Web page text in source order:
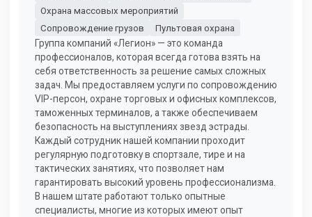
Охрана массовых мероприятий
Сопровождение грузов
Пультовая охрана
Группа компаний «Легион» — это команда
профессионалов, которая всегда готова взять на
себя ответственность за решение самых сложных
задач. Мы предоставляем услуги по сопровождению
VIP-персон, охране торговых и офисных комплексов,
таможенных терминалов, а также обеспечиваем
безопасность на выступлениях звезд эстрады.
Каждый сотрудник нашей компании проходит
регулярную подготовку в спортзале, тире и на
тактических занятиях, что позволяет нам
гарантировать высокий уровень профессионализма.
В нашем штате работают только опытные
специалисты, многие из которых имеют опыт